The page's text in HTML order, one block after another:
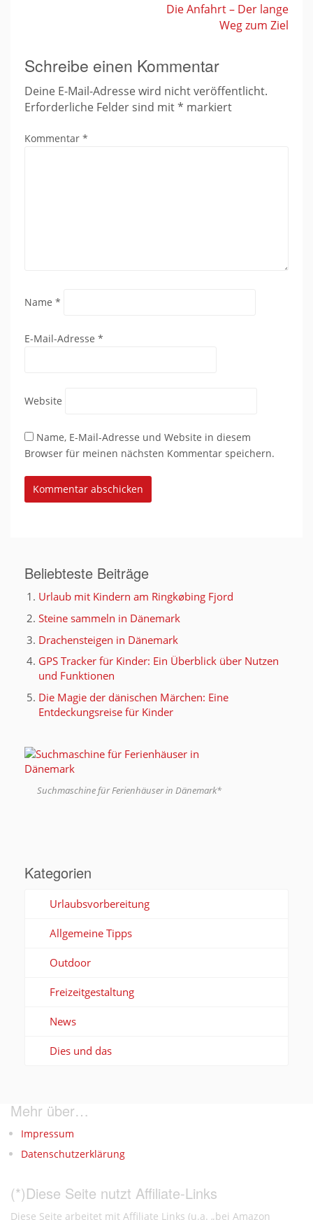
Die Anfahrt – Der lange
Weg zum Ziel
Schreibe einen Kommentar
Deine E-Mail-Adresse wird nicht veröffentlicht.
Erforderliche Felder sind mit* markiert
Kommentar *
Name *
E-Mail-Adresse *
Website
Name, E-Mail-Adresse und Website in diesem
Browser für meinen nächsten Kommentar speichern.
Beliebteste Beiträge
Urlaub mit Kindern am Ringkøbing Fjord
Steine sammeln in Dänemark
Drachensteigen in Dänemark
GPS Tracker für Kinder: Ein Überblick über Nutzen
und Funktionen
Die Magie der dänischen Märchen: Eine
Entdeckungsreise für Kinder
Suchmaschine für Ferienhäuser in Dänemark*
Kategorien
Urlaubsvorbereitung
Allgemeine Tipps
Outdoor
Freizeitgestaltung
News
Dies und das
Mehr über…
Impressum
Datenschutzerklärung
(*)Diese Seite nutzt Affiliate-Links
Diese Seite arbeitet mit Affiliate Links (u.a. „bei Amazon